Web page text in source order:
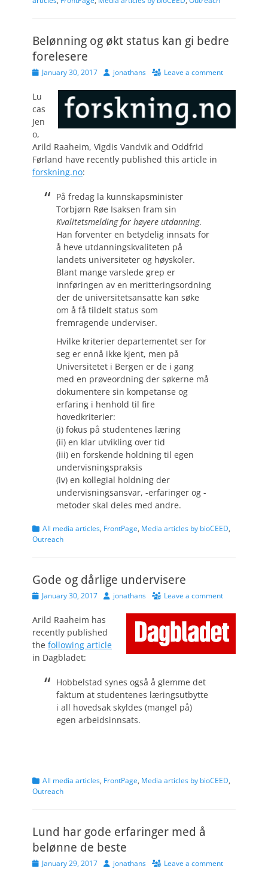
Belønning og økt status kan gi bedre
forelesere
Posted
January 30, 2017 Authorjonathans Leave a comment
Lu
cas
Jen
o,
Arild Raaheim, Vigdis Vandvik and Oddfrid
Førland have recently published this article in
forskning.no:
På fredag la kunnskapsminister
Torbjørn Røe Isaksen fram sin
Kvalitetsmelding for høyere utdanning.
Han forventer en betydelig innsats for
å heve utdanningskvaliteten på
landets universiteter og høyskoler.
Blant mange varslede grep er
innføringen av en meritteringsordning
der de universitetsansatte kan søke
om å få tildelt status som
fremragende underviser.
Hvilke kriterier departementet ser for
seg er ennå ikke kjent, men på
Universitetet i Bergen er de i gang
med en prøveordning der søkerne må
dokumentere sin kompetanse og
erfaring i henhold til fire
hovedkriterier:
(i) fokus på studentenes læring
(ii) en klar utvikling over tid
(iii) en forskende holdning til egen
undervisningspraksis
(iv) en kollegial holdning der
undervisningsansvar, -erfaringer og -
metoder skal deles med andre.
Categories
All media articles, FrontPage, Media articles by bioCEED,
Outreach
Gode og dårlige undervisere
Posted
January 30, 2017 Authorjonathans Leave a comment
Arild Raaheim has
recently published
the following article
in Dagbladet:
Hobbelstad synes også å glemme det
faktum at studentenes læringsutbytte
i all hovedsak skyldes (mangel på)
egen arbeidsinnsats.
Categories
All media articles, FrontPage, Media articles by bioCEED,
Outreach
Lund har gode erfaringer med å
belønne de beste
Posted
January 29, 2017 Authorjonathans Leave a comment